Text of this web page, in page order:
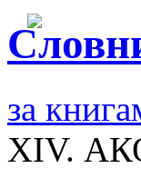
за
XIV.